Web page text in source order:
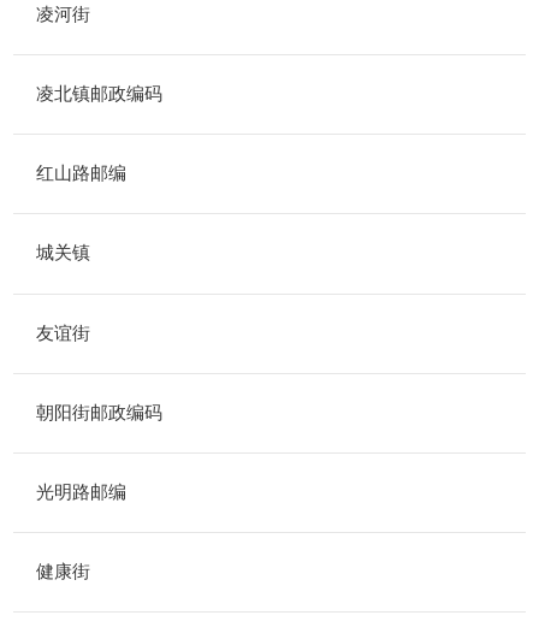
凌河街
凌北镇邮政编码
红山路邮编
城关镇
友谊街
朝阳街邮政编码
光明路邮编
健康街